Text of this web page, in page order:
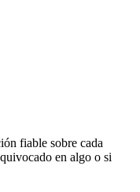
fiable sobre cada
en algo o si